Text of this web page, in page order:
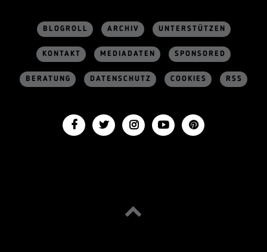
BLOGROLL ARCHIV UNTERSTÜTZEN
KONTAKT MEDIADATEN SPONSORED
BERATUNG DATENSCHUTZ COOKIES RSS